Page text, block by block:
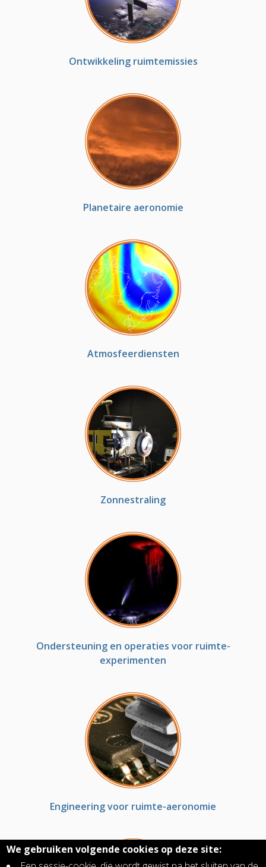
Ontwikkeling ruimtemissies
Planetaire aeronomie
Atmosfeerdiensten
Zonnestraling
Ondersteuning en operaties voor ruimte-
experimenten
Engineering voor ruimte-aeronomie
We gebruiken volgende cookies op deze site: